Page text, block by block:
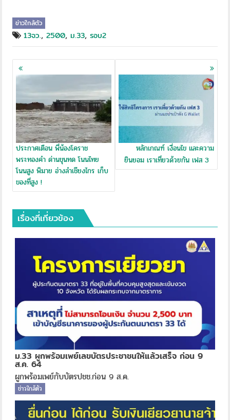
ข่าวใกล้ตัว
13จว.,2500,ม.33,รอบ2
Posts
navigation
ประกาศเตือน พี่น้องโคราช
พระทองคำ ด่านขุนทด โนนไทย
โนนสูง พิมาย อ่างลำเชียงไกร เก็บ
ของที่สูง !
หลักเกณฑ์ เงื่อนไข และความ
ยินยอม เราเที่ยวด้วยกัน เฟส 3
เรื่องที่เกี่ยวข้อง
ม.33 ผูกพร้อมเพย์เลขบัตรประชาชนให้แล้วเสร็จ ก่อน 9
ส.ค. 64
ผูกพร้อมเพย์กับบัตรปชช.ก่อน 9 ส.ค.
ข่าวใกล้ตัว